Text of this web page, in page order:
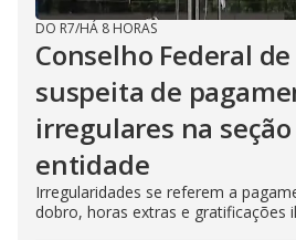
DO R7/HÁ 8 HORAS
Conselho Federal
suspeita de
irregulares na
entidade
Irregularidades se referem a
dobro, horas extras e gratificações